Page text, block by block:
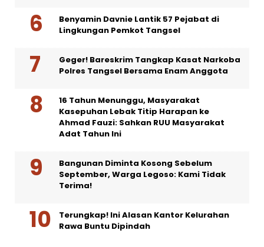
Benyamin Davnie Lantik 57 Pejabat di
Lingkungan Pemkot Tangsel
Geger! Bareskrim Tangkap Kasat Narkoba
Polres Tangsel Bersama Enam Anggota
16 Tahun Menunggu, Masyarakat
Kasepuhan Lebak Titip Harapan ke
Ahmad Fauzi: Sahkan RUU Masyarakat
Adat Tahun Ini
Bangunan Diminta Kosong Sebelum
September, Warga Legoso: Kami Tidak
Terima!
Terungkap! Ini Alasan Kantor Kelurahan
Rawa Buntu Dipindah